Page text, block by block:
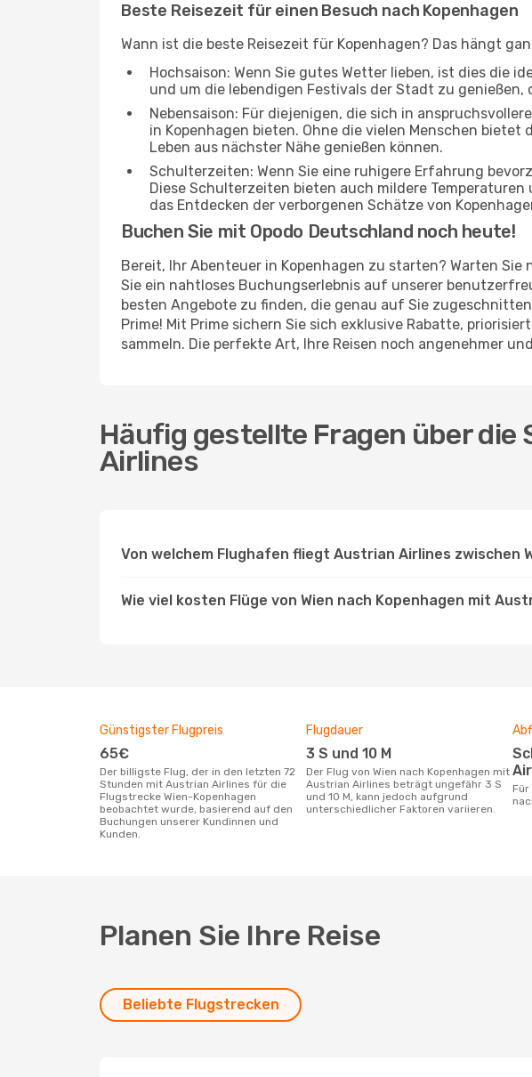
Beste Reisezeit für einen Besuch nach Kopenhagen
Wann ist die beste Reisezeit für Kopenhagen? Das hängt
Hochsaison: Wenn Sie gutes Wetter lieben, ist dies die
und um die lebendigen Festivals der Stadt zu
Nebensaison: Für diejenigen, die sich in
in Kopenhagen bieten. Ohne die vielen Menschen
Leben aus nächster Nähe genießen können.
Schulterzeiten: Wenn Sie eine ruhigere Erfahrung
Diese Schulterzeiten bieten auch mildere
das Entdecken der verborgenen Schätze von
Buchen Sie mit Opodo Deutschland noch heute!
Bereit, Ihr Abenteuer in Kopenhagen zu starten? Warten
Sie ein nahtloses Buchungserlebnis auf unserer
besten Angebote zu finden, die genau auf Sie
Prime! Mit Prime sichern Sie sich exklusive Rabatte,
sammeln. Die perfekte Art, Ihre Reisen noch angenehmer
Häufig gestellte Fragen über
Airlines
Von welchem Flughafen fliegt Austrian Airlines zwischen
Wie viel kosten Flüge von Wien nach Kopenhagen mit
Günstigster Flugpreis
65€
Der billigste Flug, der in den letzten 72
Stunden mit Austrian Airlines für die
Flugstrecke Wien-Kopenhagen
beobachtet wurde, basierend auf den
Buchungen unserer Kundinnen und
Kunden.
Flugdauer
3 S und 10 M
Der Flug von Wien nach Kopenhagen mit
Austrian Airlines beträgt ungefähr 3 S
und 10 M, kann jedoch aufgrund
unterschiedlicher Faktoren variieren.
Schwechat International
Für Flüge mit Austrian Airlines von Wien
Planen Sie Ihre Reise
Beliebte Flugstrecken